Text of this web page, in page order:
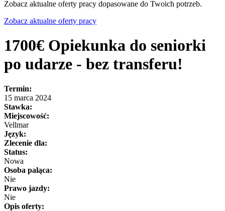
Zobacz aktualne oferty pracy dopasowane do Twoich potrzeb.
Zobacz aktualne oferty pracy
1700€ Opiekunka do seniorki
po udarze - bez transferu!
Termin:
15 marca 2024
Stawka:
Miejscowość:
Vellmar
Język:
Zlecenie dla:
Status:
Nowa
Osoba paląca:
Nie
Prawo jazdy:
Nie
Opis oferty: